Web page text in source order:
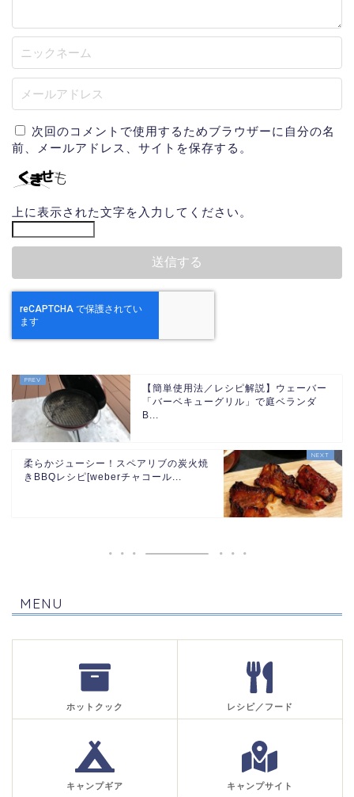
次回のコメントで使用するためブラウザーに自分の名
前、メールアドレス、サイトを保存する。
上に表示された文字を入力してください。
【簡単使用法／レシピ解説】ウェーバー
「バーベキューグリル」で庭ベランダ
B...
柔らかジューシー！スペアリブの炭火焼
きBBQレシピ[weberチャコール...
MENU
ホットクック レシピ／フード
キャンプギア キャンプサイト